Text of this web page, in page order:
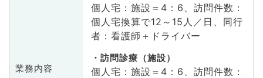
業務内容
個人宅：施設＝4：6、訪問件数：
個人宅換算で12～15人／日、同行
者：看護師＋ドライバー
訪問診療（施設）
個人宅：施設＝4：6、訪問件数：